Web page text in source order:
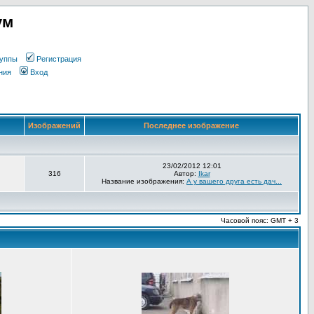
Регистрация
Вход
Изображений Последнее изображение
316
23/02/2012 12:01
Автор: Ikar
Название изображения: А у вашего друга есть дач...
Часовой пояс: GMT + 3